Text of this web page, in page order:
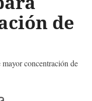
de
mayor concentración de